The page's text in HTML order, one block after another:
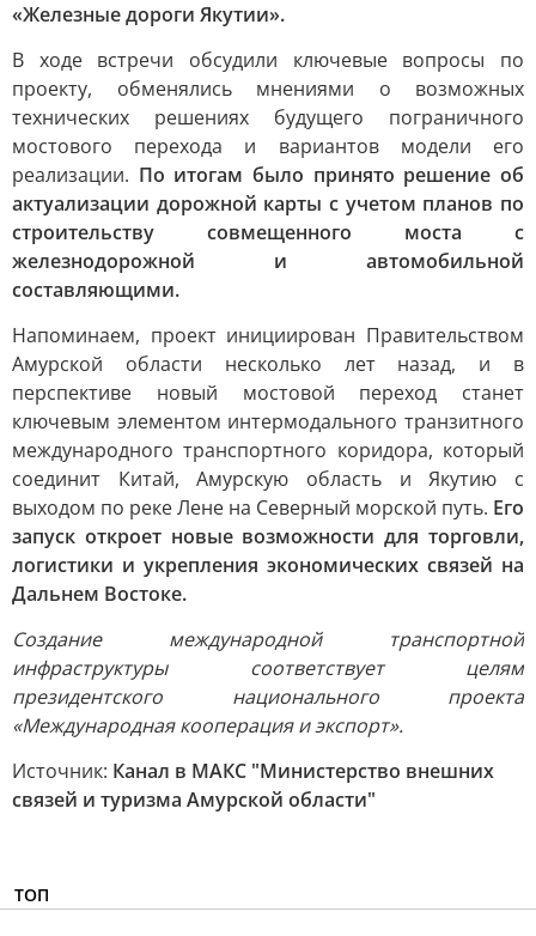
«Железные дороги Якутии».
В ходе встречи обсудили ключевые вопросы по
проекту, обменялись мнениями о возможных
технических решениях будущего пограничного
мостового перехода и вариантов модели его
реализации. По итогам было принято решение об
актуализации дорожной карты с учетом планов по
строительству совмещенного моста с
железнодорожной и автомобильной
составляющими.
Напоминаем, проект инициирован Правительством
Амурской области несколько лет назад, и в
перспективе новый мостовой переход станет
ключевым элементом интермодального транзитного
международного транспортного коридора, который
соединит Китай, Амурскую область и Якутию с
выходом по реке Лене на Северный морской путь. Его
запуск откроет новые возможности для торговли,
логистики и укрепления экономических связей на
Дальнем Востоке.
Создание международной транспортной
инфраструктуры соответствует целям
президентского национального проекта
«Международная кооперация и экспорт».
Источник: Канал в МАКС "Министерство внешних
связей и туризма Амурской области"
ТОП